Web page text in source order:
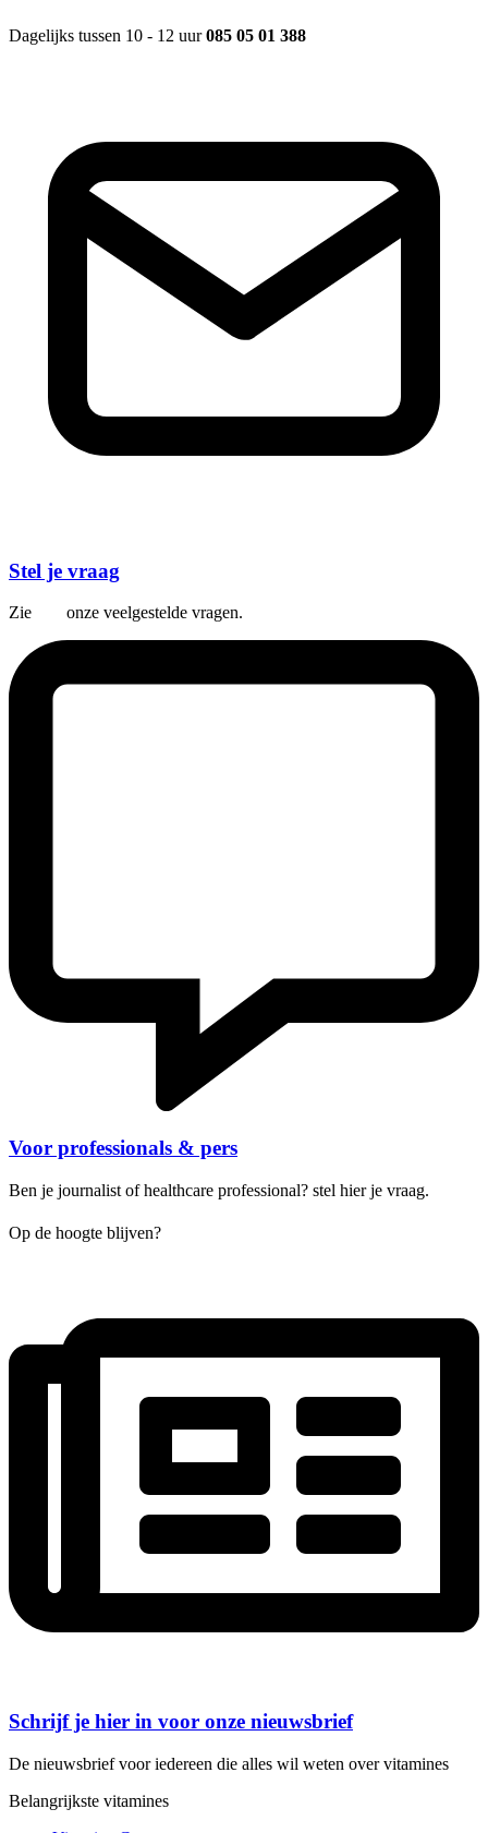
Dagelijks tussen 10 - 12 uur085 05 01 388
Stel je vraag
Zie onze veelgestelde vragen.
Voor professionals & pers
Ben je journalist of healthcare professional? stel hier je vraag.
Op de hoogte blijven?
Schrijf je hier in voor onze nieuwsbrief
De nieuwsbrief voor iedereen die alles wil weten over vitamines
Belangrijkste vitamines